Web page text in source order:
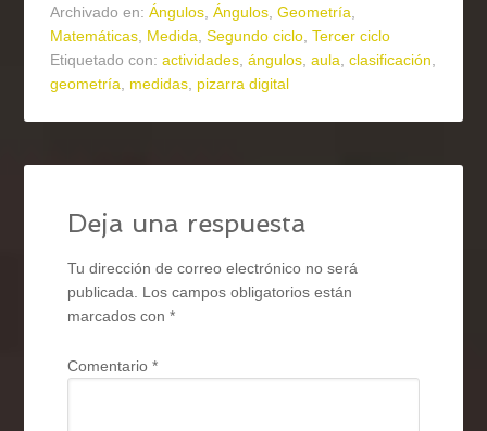
Archivado en:Ángulos ,Ángulos ,Geometría
Matemáticas Medida ,Segundo ciclo ,Tercer ciclo
Etiquetado con:actividades ,ángulos ,aula ,clasificación
geometría
medidas pizarra digital
Deja una respuesta
Tu dirección de correo electrónico no será
publicada.
Los campos obligatorios están
marcados con*
Comentario*